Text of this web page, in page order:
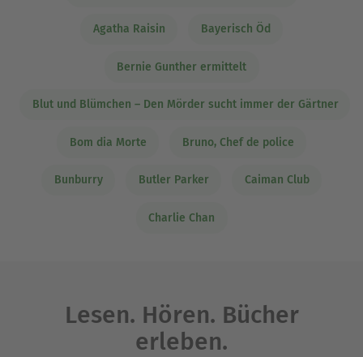
Agatha Raisin Bayerisch Öd
Bernie Gunther ermittelt
Blut und Blümchen – Den Mörder sucht immer der Gärtner
Bom dia Morte Bruno, Chef de police
Bunburry Butler Parker Caiman Club
Charlie Chan
Lesen. Hören. Bücher
erleben.